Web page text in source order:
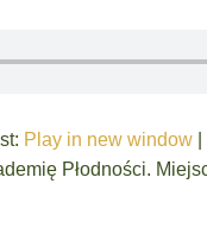
Play in new window|
Płodności.